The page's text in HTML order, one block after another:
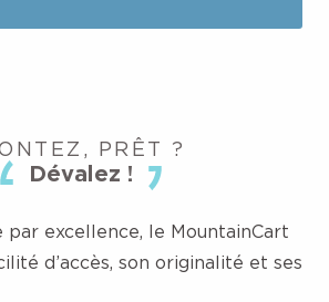
PRÊT ?
Dévalez !
excellence, le MountainCart
d’accès, son originalité et ses